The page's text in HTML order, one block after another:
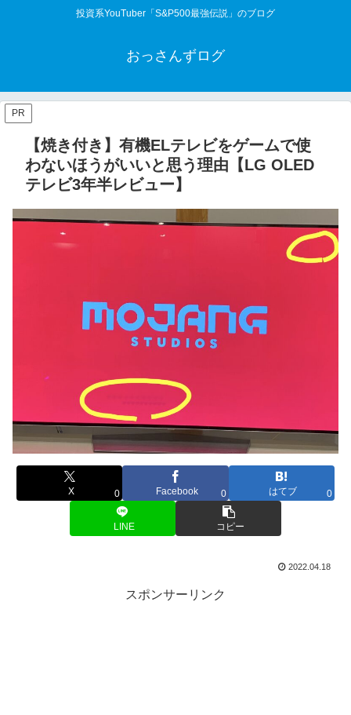
投資系YouTuber「S&P500最強伝説」のブログ
おっさんずログ
PR
【焼き付き】有機ELテレビをゲームで使
わないほうがいいと思う理由【LG OLED
テレビ3年半レビュー】
X 0 Facebook 0 はてブ 0
LINE コピー
2022.04.18
スポンサーリンク